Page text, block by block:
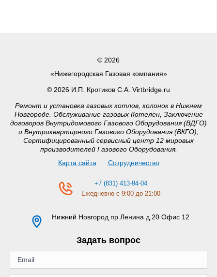
© 2026
«Нижегородская Газовая компания»
© 2026 И.П. Кротиков С.А. Virtbridge.ru
Ремонт и установка газовых котлов, колонок в Нижнем
Новгороде. Обслуживание газовых Котелен, Заключение
договоров Внутридомового Газового Оборудования (ВДГО)
и Внутриквартирного Газового Оборудования (ВКГО),
Сертифицированный сервисный центр 12 мировых
производителей Газового Оборудования.
Карта сайта
Сотрудничество
+7 (831) 413-94-04
Ежедневно с 9:00 до 21:00
Нижний Новгород пр.Ленина д.20 Офис 12
Задать вопрос